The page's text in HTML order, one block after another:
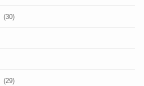
(30)
(29)